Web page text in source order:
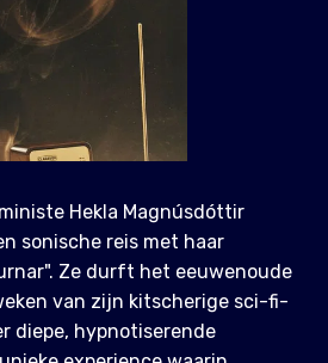
Hekla Magnúsdóttir
sonische reis met haar
Ze durft het eeuwenoude
van zijn kitscherige sci-fi-
diepe, hypnotiserende